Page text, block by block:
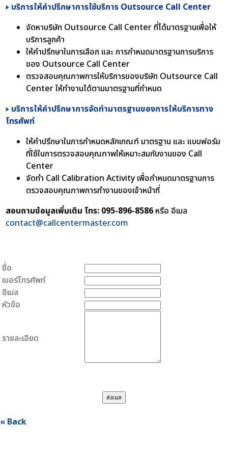
บริการให้คำปรึกษาการใช้บริการ Outsource Call Center
จัดหาบริษัท Outsource Call Center ที่ได้มาตรฐานเพื่อให้
บริการลูกค้า
ให้คำปรึกษาในการเลือก และ การกำหนดมาตรฐานการบริการ
ของ Outsource Call Center
ตรวจสอบคุณภาพการให้บริการของบริษัท Outsource Call
Center ให้ทำงานได้ตามมาตรฐานที่กำหนด
บริการให้คำปรึกษาการจัดทำมาตรฐานของการให้บริการทาง
โทรศัพท์
ให้คำปรึกษาในการกำหนดหลักเกณฑ์ มาตรฐาน และ แบบฟอร์ม
ที่ใช้ในการตรวจสอบคุณภาพให้เหมาะสมกับงานของ Call
Center
จัดทำ Call Calibration Activity เพื่อกำหนดมาตรฐานการ
ตรวจสอบคุณภาพการทำงานของเจ้าหน้าที่
สอบถามข้อมูลเพิ่มเติม โทร: 095-896-8586 หรือ อีเมล
contact@callcentermaster.com
ชื่อ
เบอร์โทรศัพท์
อีเมล
หัวข้อ
รายละเอียด
« Back